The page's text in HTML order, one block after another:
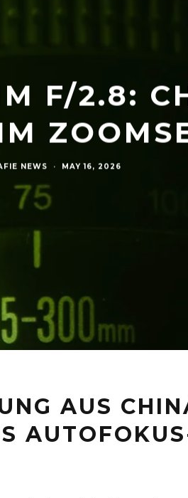
F/2.8:
NEWS · MAY 16, 2026
AUS